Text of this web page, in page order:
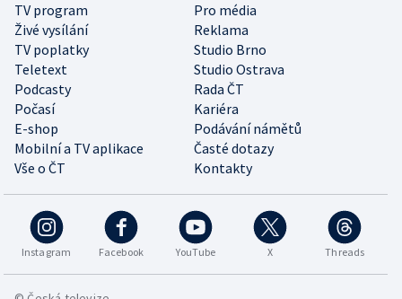
TV program
Pro média
Živé vysílání
Reklama
TV poplatky
Studio Brno
Teletext
Studio Ostrava
Podcasty
Rada ČT
Počasí
Kariéra
E-shop
Podávání námětů
Mobilní a TV aplikace
Časté dotazy
Vše o ČT
Kontakty
Instagram Facebook YouTube X Threads